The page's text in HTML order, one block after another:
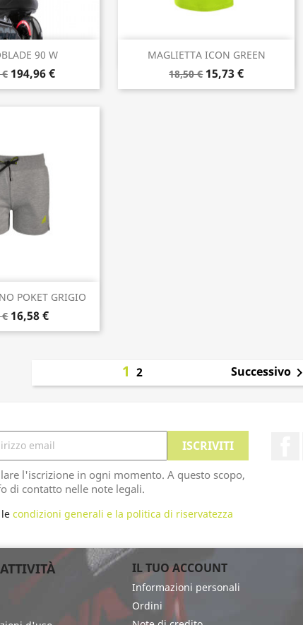
90 W
194,96 €
MAGLIETTA ICON GREEN
18,50 € 15,73 €
Anteprima
POKET GRIGIO
€ 16,58 €
12 Successivo
l'iscrizione in ogni momento. A questo scopo,
di contatto nelle note legali.
lecondizioni generali e la politica di riservatezza
IL TUO ACCOUNT
Informazioni personali
Ordini